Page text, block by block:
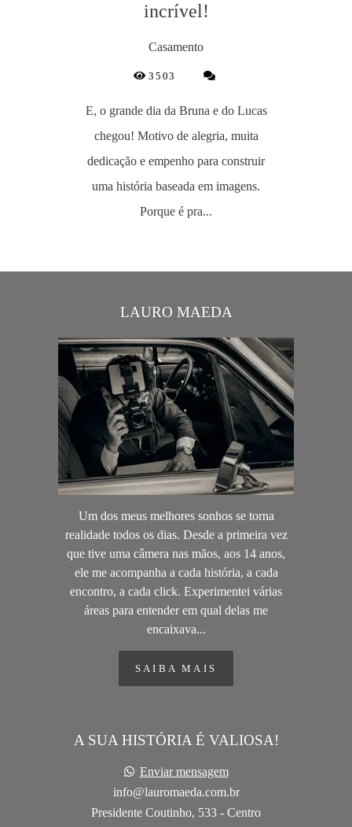
incrível!
Casamento
3503
E, o grande dia da Bruna e do Lucas
chegou! Motivo de alegria, muita
dedicação e empenho para construir
uma história baseada em imagens.
Porque é pra...
LAURO MAEDA
Um dos meus melhores sonhos se torna
realidade todos os dias. Desde a primeira vez
que tive uma câmera nas mãos, aos 14 anos,
ele me acompanha a cada história, a cada
encontro, a cada click. Experimentei várias
áreas para entender em qual delas me
encaixava...
SAIBA MAIS
A SUA HISTÓRIA É VALIOSA!
Enviar mensagem
info@lauromaeda.com.br
Presidente Coutinho, 533 - Centro